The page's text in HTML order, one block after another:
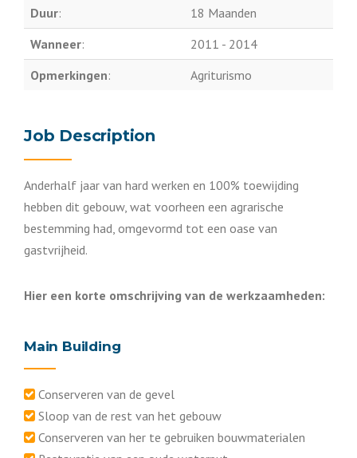
Duur:
18 Maanden
Wanneer:
2011 - 2014
Opmerkingen: Agriturismo
Job Description
Anderhalf jaar van hard werken en 100% toewijding
hebben dit gebouw, wat voorheen een agrarische
bestemming had, omgevormd tot een oase van
gastvrijheid.
Hier een korte omschrijving van de werkzaamheden:
Main Building
Conserveren van de gevel
Sloop van de rest van het gebouw
Conserveren van her te gebruiken bouwmaterialen